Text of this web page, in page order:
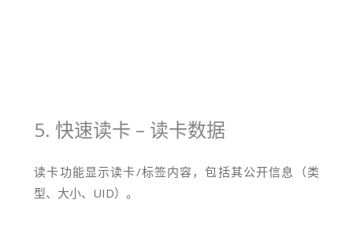
5. 快速读卡 – 读卡数据
读卡功能显示读卡/标签内容，包括其公开信息（类
型、大小、UID）。